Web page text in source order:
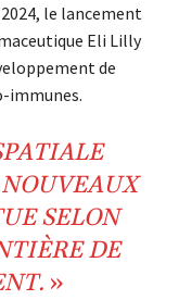
le lancement
Eli Lilly
de
immunes.
SELON
DE
»